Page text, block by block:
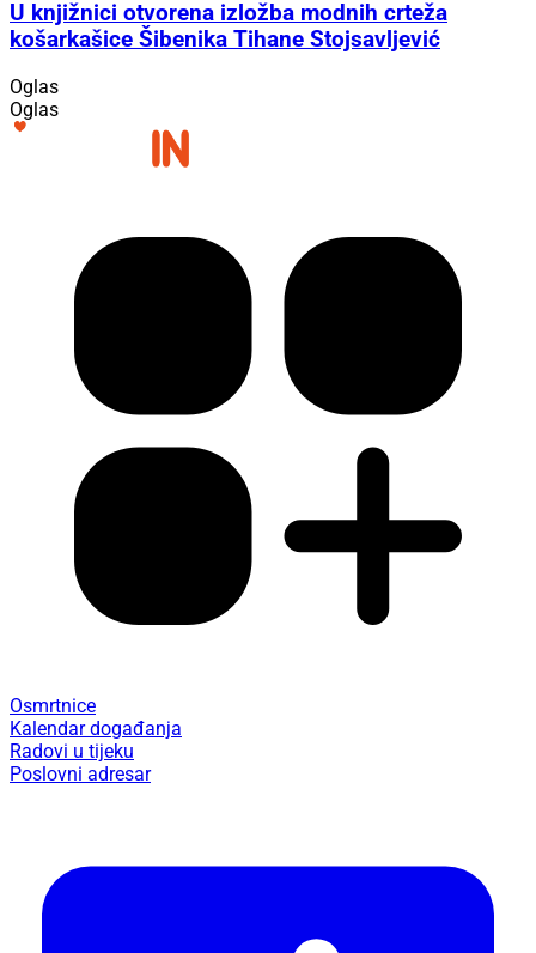
U knjižnici otvorena izložba modnih crteža
košarkašice Šibenika Tihane Stojsavljević
Oglas
Oglas
Osmrtnice
Kalendar događanja
Radovi u tijeku
Poslovni adresar